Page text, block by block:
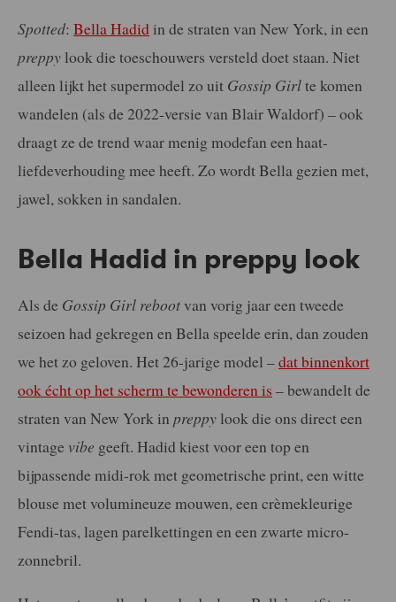
Spotted: Bella Hadid in de straten van New York, in een
preppy look die toeschouwers versteld doet staan. Niet
alleen lijkt het supermodel zo uit Gossip Girlte komen
wandelen (als de 2022-versie van Blair Waldorf) – ook
draagt ze de trend waar menig modefan een haat-
liefdeverhouding mee heeft. Zo wordt Bella gezien met,
jawel, sokken in sandalen.
Bella Hadid in preppy look
Als de Gossip Girl rebootvan vorig jaar een tweede
seizoen had gekregen en Bella speelde erin, dan zouden
we het zo geloven. Het 26-jarige model –dat binnenkort
ook écht op het scherm te bewonderen is – bewandelt de
straten van New York in preppy look die ons direct een
vintage vibe geeft. Hadid kiest voor een top en
bijpassende midi-rok met geometrische print, een witte
blouse met volumineuze mouwen, een crèmekleurige
Fendi-tas, lagen parelkettingen en een zwarte micro-
zonnebril.